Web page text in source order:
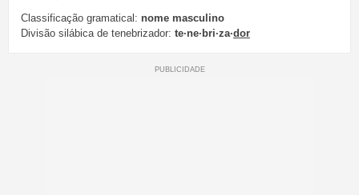
Classificação gramatical: nome masculino
Divisão silábica de tenebrizador: te·ne·bri·za·dor